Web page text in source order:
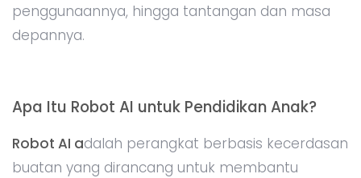
penggunaannya, hingga tantangan dan masa
depannya.
Apa Itu Robot AI untuk Pendidikan Anak?
Robot AI adalah perangkat berbasis kecerdasan
buatan yang dirancang untuk membantu